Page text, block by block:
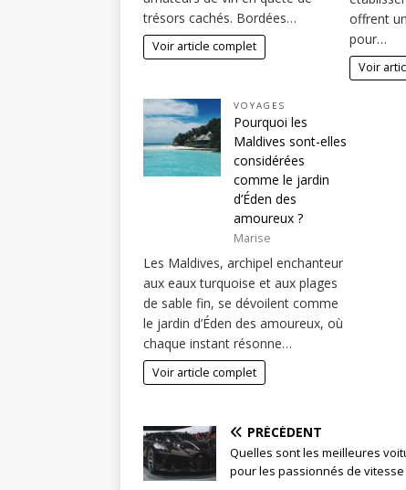
trésors cachés. Bordées…
Voir article complet
offrent
pour…
Voir
VOYAGES
Pourquoi les
Maldives sont-elles
considérées
comme le jardin
d’Éden des
amoureux ?
Marise
Les Maldives, archipel enchanteur
aux eaux turquoise et aux plages
de sable fin, se dévoilent comme
le jardin d’Éden des amoureux, où
chaque instant résonne…
Voir article complet
PRÉCÉDENT
Quelles sont les meilleures
pour les passionnés de vitesse